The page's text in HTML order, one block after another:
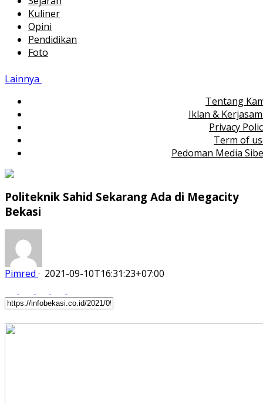
Kuliner
Opini
Pendidikan
Foto
Lainnya
Tentang
Iklan &
Privacy
Term of
Pedoman Media
Politeknik Sahid Sekarang Ada di Megacity
Bekasi
Pimred · 2021-09-10T16:31:23+07:00